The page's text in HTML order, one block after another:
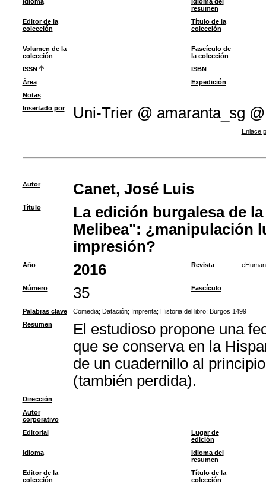
resumen
Editor de la
colección
Título de la
colección
Volumen de la
colección
Fascículo de
la colección
ISSN
ISBN
Área
Expedición
Notas
Insertado por
Uni-Trier @ amaranta_sg @
Enlace
Autor Canet, José Luis
Título
La edición burgalesa de
Melibea": ¿manipulación
impresión?
Año 2016 Revista
Número 35 Fascículo
Palabras clave Comedia; Datación; Imprenta; Historia del libro; Burgos 1499
Resumen
El estudioso propone una
que se conserva en la
de un cuadernillo al
(también perdida).
Dirección
Autor
corporativo
Editorial
Lugar de
edición
Idioma
Idioma del
resumen
Editor de la
colección
Título de la
colección